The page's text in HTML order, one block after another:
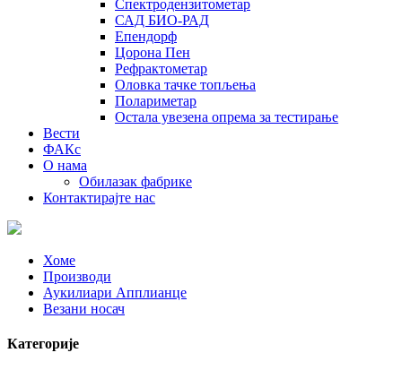
Спектродензитометар
САД БИО-РАД
Епендорф
Цорона Пен
Рефрактометар
Оловка тачке топљења
Полариметар
Остала увезена опрема за тестирање
Вести
ФАКс
О нама
Обилазак фабрике
Контактирајте нас
Хоме
Производи
Аукилиари Апплианце
Везани носач
Категорије